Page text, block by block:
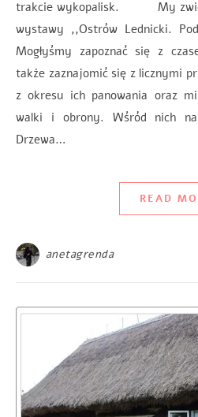
trakcie wykopalisk. My
wystawy ,,Ostrów Lednicki.
Mogłyśmy zapoznać się z
także zaznajomić się z licznymi
z okresu ich panowania oraz
walki i obrony. Wśród nich
Drzewa…
READ
anetagrenda